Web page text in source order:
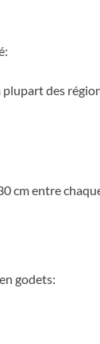
des
cm entre
godets: